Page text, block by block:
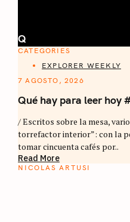
Q
CATEGORIES
EXPLORER WEEKLY
7 AGOSTO, 2026
Qué hay para leer hoy
/ Escritos sobre la mesa,
torrefactor interior”: con la
tomar cincuenta cafés por..
Read More
NICOLAS ARTUSI